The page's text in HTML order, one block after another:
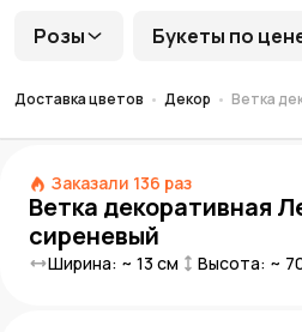
Розы Букеты по
Доставка цветов Декор Ветка
Заказали 136 раз
Ветка декоративная
сиреневый
Ширина: ~ 13 см Высота: ~